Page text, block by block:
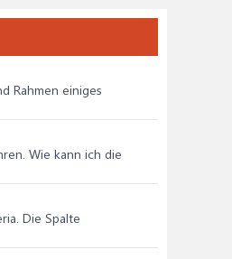
Rahmen einiges
Wie kann ich die
Die Spalte